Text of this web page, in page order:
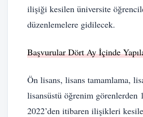
ilişiği kesilen üniversite
düzenlemelere gidilecek.
Başvurular Dört Ay İçinde
Ön lisans, lisans tamamlama,
lisansüstü öğrenim görenlerden
2022’den itibaren ilişikleri